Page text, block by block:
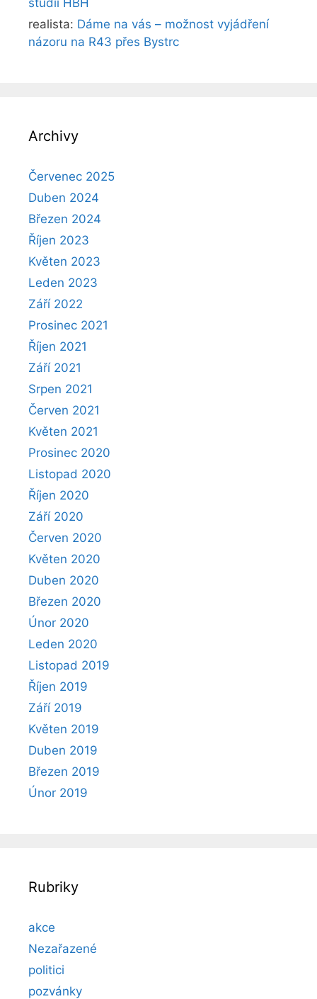
realista: Dáme na vás – možnost vyjádření
názoru na R43 přes Bystrc
Archivy
Červenec 2025
Duben 2024
Březen 2024
Říjen 2023
Květen 2023
Leden 2023
Září 2022
Prosinec 2021
Říjen 2021
Září 2021
Srpen 2021
Červen 2021
Květen 2021
Prosinec 2020
Listopad 2020
Říjen 2020
Září 2020
Červen 2020
Květen 2020
Duben 2020
Březen 2020
Únor 2020
Leden 2020
Listopad 2019
Říjen 2019
Září 2019
Květen 2019
Duben 2019
Březen 2019
Únor 2019
Rubriky
akce
Nezařazené
politici
pozvánky